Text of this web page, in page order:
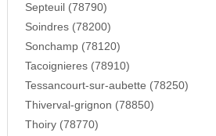
Septeuil (78790)
Soindres (78200)
Sonchamp (78120)
Tacoignieres (78910)
Tessancourt-sur-aubette (78250)
Thiverval-grignon (78850)
Thoiry (78770)